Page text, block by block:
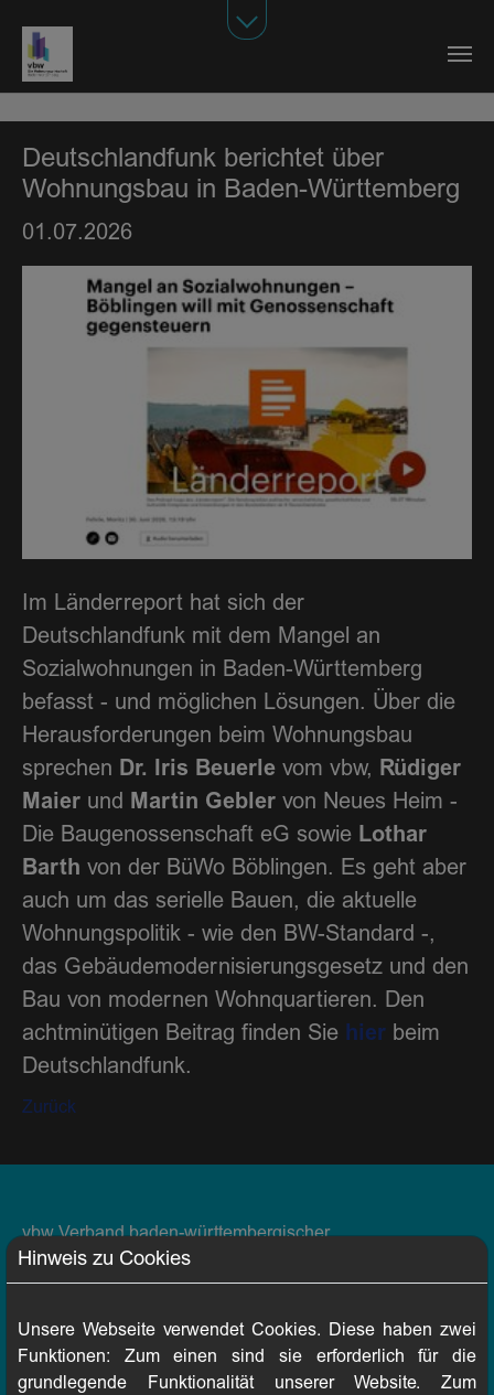
Deutschlandfunk berichtet über
Wohnungsbau in Baden-Württemberg
01.07.2026
Im Länderreport hat sich der
Deutschlandfunk mit dem Mangel an
Sozialwohnungen in Baden-Württemberg
befasst - und möglichen Lösungen. Über die
Herausforderungen beim Wohnungsbau
sprechen Dr. Iris Beuerle vom vbw, Rüdiger
Maier und Martin Gebler von Neues Heim -
Die Baugenossenschaft eG sowie Lothar
Barth von der BüWo Böblingen. Es geht aber
auch um das serielle Bauen, die aktuelle
Wohnungspolitik - wie den BW-Standard -,
das Gebäudemodernisierungsgesetz und den
Bau von modernen Wohnquartieren. Den
achtminütigen Beitrag finden Sie hier beim
Deutschlandfunk.
Zurück
vbw Verband baden-württembergischer
Wohnungs- und Immobilienunternehmen e.V.
Herdweg 52/54
Hinweis zu Cookies
Unsere Webseite verwendet Cookies. Diese haben zwei
Funktionen: Zum einen sind sie erforderlich für die
grundlegende Funktionalität unserer Website. Zum